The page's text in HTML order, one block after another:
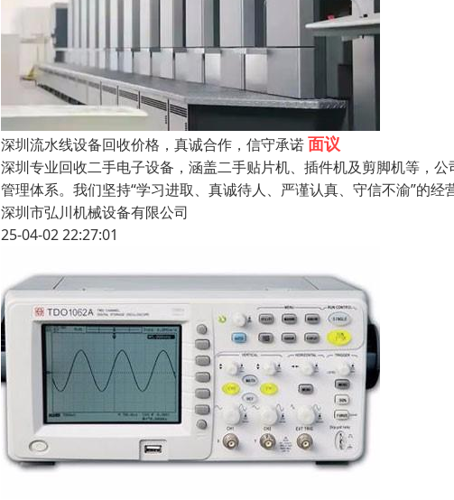
深圳流水线设备回收价格，真诚合作，信守承诺面议
深圳专业回收二手电子设备，涵盖二手贴片机、插件机及剪脚机等，
管理体系。我们坚持“学习进取、真诚待人、严谨认真、守信不渝”的
深圳市弘川机械设备有限公司
25-04-02 22:27:01